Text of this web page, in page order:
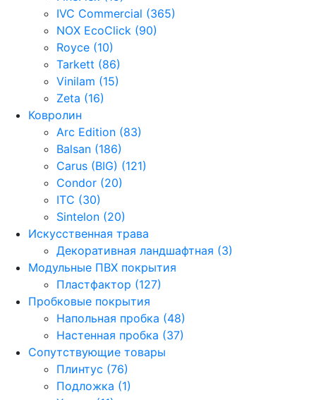
IVC Commercial (365)
NOX EcoClick (90)
Royce (10)
Tarkett (86)
Vinilam (15)
Zeta (16)
Ковролин
Arc Edition (83)
Balsan (186)
Carus (BIG) (121)
Condor (20)
ITC (30)
Sintelon (20)
Искусственная трава
Декоративная ландшафтная (3)
Модульные ПВХ покрытия
Пластфактор (127)
Пробковые покрытия
Напольная пробка (48)
Настенная пробка (37)
Сопутствующие товары
Плинтус (76)
Подложка (1)